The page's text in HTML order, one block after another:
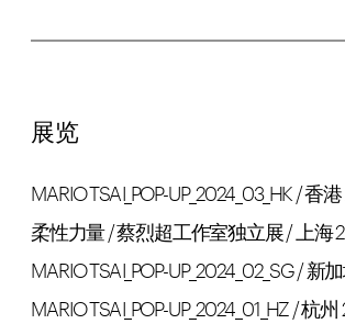
展览
MARIO TSAI_POP-UP_2024_03_HK / 香
柔性力量 / 蔡烈超工作室独立展 / 上海
MARIO TSAI_POP-UP_2024_02_SG / 新
MARIO TSAI_POP-UP_2024_01_HZ / 杭